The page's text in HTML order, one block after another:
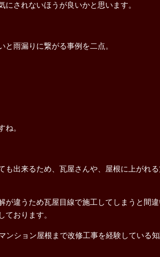
されないほうが良いかと思います。
雨漏りに繋がる事例を二点。
ね。
も出来るため、瓦屋さんや、屋根に上がれ
が違うため瓦屋目線で施工してしまうと間
おります。
ンション屋根まで改修工事を経験している